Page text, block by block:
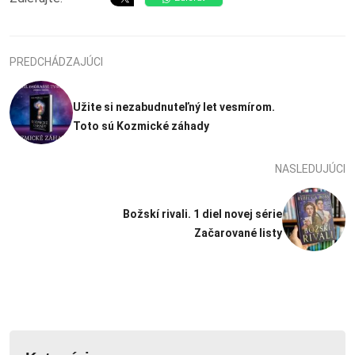
PREDCHÁDZAJÚCI
Užite si nezabudnuteľný let vesmírom.
Toto sú Kozmické záhady
NASLEDUJÚCI
Božskí rivali. 1 diel novej série
Začarované listy